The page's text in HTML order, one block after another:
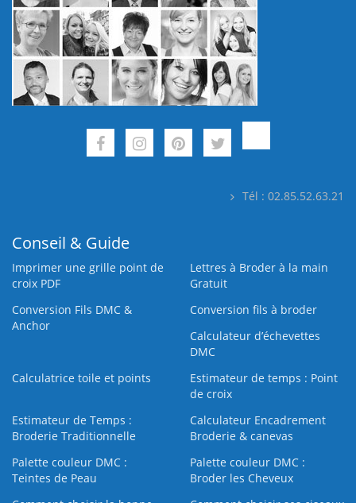
Tél : 02.85.52.63.21
Conseil & Guide
Imprimer une grille point de
croix PDF
Lettres à Broder à la main
Gratuit
Conversion Fils DMC &
Anchor
Conversion fils à broder
Calculateur d’échevettes
DMC
Calculatrice toile et points
Estimateur de temps : Point
de croix
Estimateur de Temps :
Broderie Traditionnelle
Calculateur Encadrement
Broderie & canevas
Palette couleur DMC :
Teintes de Peau
Palette couleur DMC :
Broder les Cheveux